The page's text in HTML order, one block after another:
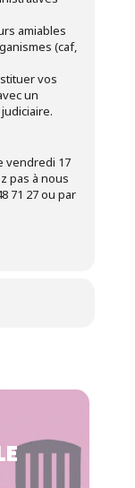
amiables
(caf,
vos
un
vendredi 17
pas à nous
71 27 ou par